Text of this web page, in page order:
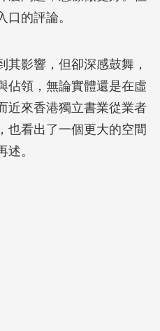
的評論。
其影響，但卻深感鼓舞，
佔領，無論實體還是在虛
近來香港獨立書業從業者
也看出了一個更大的空間
。